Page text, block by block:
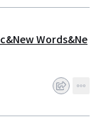
Words&Ne